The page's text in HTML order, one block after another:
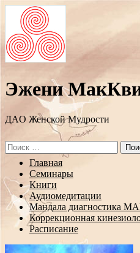
Эжени
ДAO Женской Мудрости
Search
for:
Перейти
содержанию
Главная
Семинары
Книги
Аудиомедитации
Мандала диагностика
Коррекционная
Расписание